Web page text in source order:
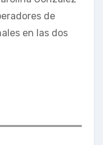
de
en las dos